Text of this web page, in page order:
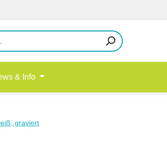
& Info
graviert